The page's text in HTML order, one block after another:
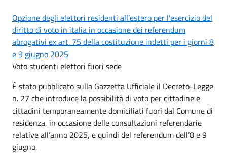
Opzione degli elettori residenti all’estero per l’esercizio del
diritto di voto in italia in occasione dei referendum
abrogativi ex art. 75 della costituzione indetti per i giorni 8
e 9 giugno 2025
Voto studenti elettori fuori sede
È stato pubblicato sulla Gazzetta Ufficiale il Decreto-Legge
n. 27 che introduce la possibilità di voto per cittadine e
cittadini temporaneamente domiciliati fuori dal Comune di
residenza, in occasione delle consultazioni referendarie
relative all’anno 2025, e quindi del referendum dell’8 e 9
giugno.